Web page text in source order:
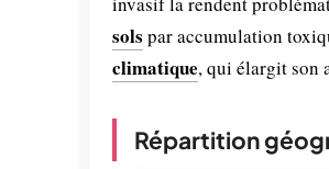
sols par accumulation
climatique, qui élargit son
Répartition